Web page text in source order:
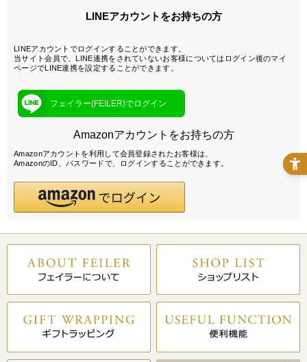
LINEアカウントをお持ちの方
LINEアカウントでログインすることができます。
当サイト会員で、LINE連携をされていないお客様についてはログイン後のマイ
ページでLINE連携を設定することができます。
フェイラー(FEILER)でログイン
Amazonアカウントをお持ちの方
Amazonアカウントを利用して会員登録されたお客様は、
AmazonのID、パスワードで、ログインすることができます。